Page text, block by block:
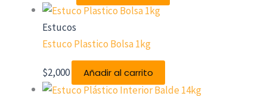
Estucos
Estuco Plastico Bolsa 1kg
$2,000 Añadir al carrito